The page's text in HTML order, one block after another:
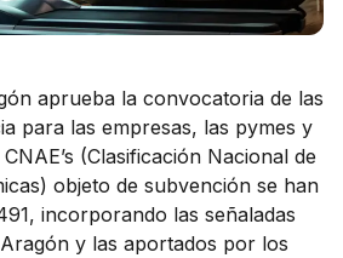
aprueba la convocatoria de las
para las empresas, las pymes y
(Clasificación Nacional de
objeto de subvención se han
incorporando las señaladas
y las aportados por los